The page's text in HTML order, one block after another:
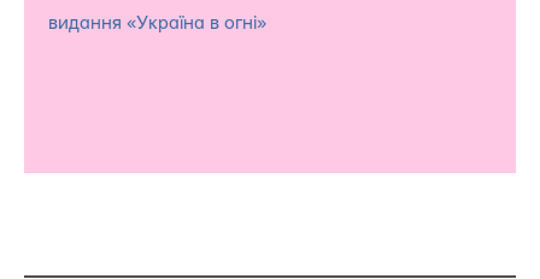
видання «Україна в огні»